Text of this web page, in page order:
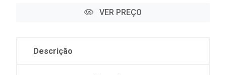
VER PREÇO
Descrição